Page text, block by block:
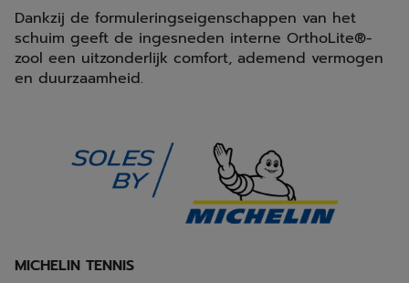
Dankzij de formuleringseigenschappen van het
schuim geeft de ingesneden interne OrthoLite®-
zool een uitzonderlijk comfort, ademend vermogen
en duurzaamheid.
MICHELIN TENNIS